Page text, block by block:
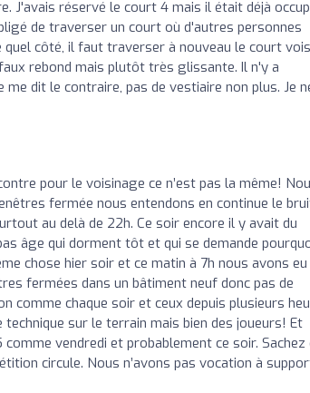
J'avais réservé le court 4 mais il était déjà
de traverser un court où d'autres personnes
côté, il faut traverser à nouveau le court
rebond mais plutôt très glissante. Il n'y a
dit le contraire, pas de vestiaire non plus. Je
pour le voisinage ce n’est pas la même!
fermée nous entendons en continue le
au delà de 22h. Ce soir encore il y avait du
âge qui dorment tôt et qui se demande
chose hier soir et ce matin à 7h nous avons eu
fermées dans un bâtiment neuf donc pas de
comme chaque soir et ceux depuis plusieurs
technique sur le terrain mais bien des joueurs! Et
vendredi et probablement ce soir. Sachez
circule. Nous n’avons pas vocation à